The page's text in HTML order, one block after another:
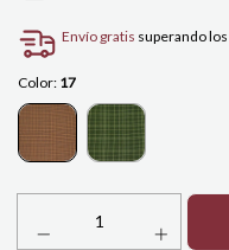
Envío gratis superando los
Color: 17